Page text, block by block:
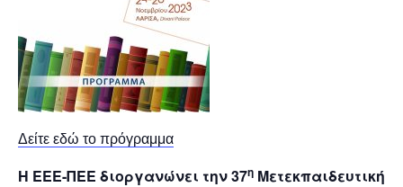
Δείτε εδώ το πρόγραμμα
Η ΕΕΕ-ΠΕΕ διοργανώνει την 37η Μετεκπαιδευτική